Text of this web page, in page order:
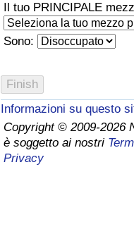
Il tuo PRINCIPALE
Sono:
Informazioni su questo
Copyright © 2009-2026
è soggetto ai nostri
Privacy
Indice di criminalità
Indice
Indice dell’Assistenza